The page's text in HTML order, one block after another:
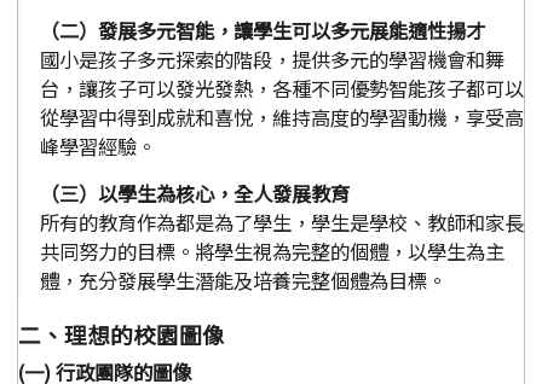
（二）發展多元智能，讓學生可以多元展能適性揚才
國小是孩子多元探索的階段，提供多元的學習機會和舞
台，讓孩子可以發光發熱，各種不同優勢智能孩子都可以
從學習中得到成就和喜悅，維持高度的學習動機，享受高
峰學習經驗。
（三）以學生為核心，全人發展教育
所有的教育作為都是為了學生，學生是學校、教師和家長
共同努力的目標。將學生視為完整的個體，以學生為主
體，充分發展學生潛能及培養完整個體為目標。
二、理想的校園圖像
(一) 行政團隊的圖像